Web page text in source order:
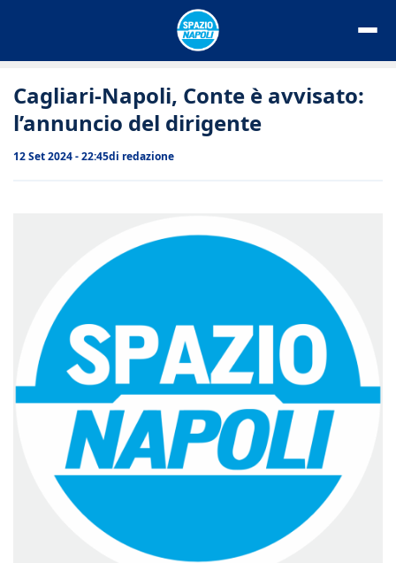
Cagliari-Napoli, Conte è avvisato:
l’annuncio del dirigente
12 Set 2024 - 22:45di redazione